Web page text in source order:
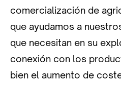
comercialización de
que ayudamos a
que necesitan en su
conexión con los
bien el aumento de